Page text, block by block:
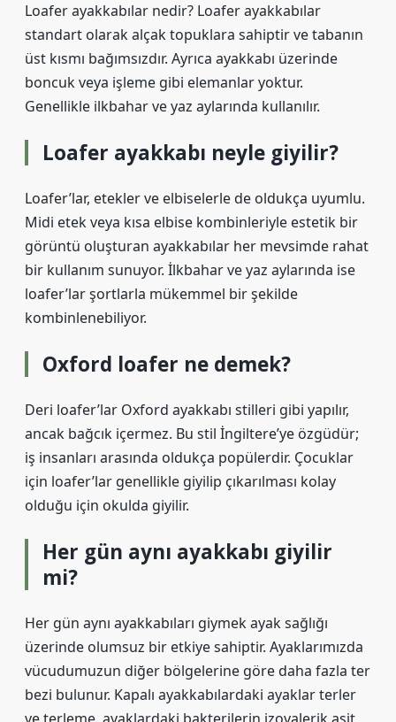
Loafer ayakkabılar nedir? Loafer ayakkabılar
standart olarak alçak topuklara sahiptir ve tabanın
üst kısmı bağımsızdır. Ayrıca ayakkabı üzerinde
boncuk veya işleme gibi elemanlar yoktur.
Genellikle ilkbahar ve yaz aylarında kullanılır.
Loafer ayakkabı neyle giyilir?
Loafer’lar, etekler ve elbiselerle de oldukça uyumlu.
Midi etek veya kısa elbise kombinleriyle estetik bir
görüntü oluşturan ayakkabılar her mevsimde rahat
bir kullanım sunuyor. İlkbahar ve yaz aylarında ise
loafer’lar şortlarla mükemmel bir şekilde
kombinlenebiliyor.
Oxford loafer ne demek?
Deri loafer’lar Oxford ayakkabı stilleri gibi yapılır,
ancak bağcık içermez. Bu stil İngiltere’ye özgüdür;
iş insanları arasında oldukça popülerdir. Çocuklar
için loafer’lar genellikle giyilip çıkarılması kolay
olduğu için okulda giyilir.
Her gün aynı ayakkabı giyilir
mi?
Her gün aynı ayakkabıları giymek ayak sağlığı
üzerinde olumsuz bir etkiye sahiptir. Ayaklarımızda
vücudumuzun diğer bölgelerine göre daha fazla ter
bezi bulunur. Kapalı ayakkabılardaki ayaklar terler